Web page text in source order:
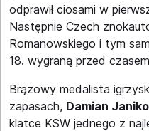
odprawił ciosami w
Następnie Czech
Romanowskiego i tym
18. wygraną przed
Brązowy medalista
zapasach, Damian
klatce KSW jednego z